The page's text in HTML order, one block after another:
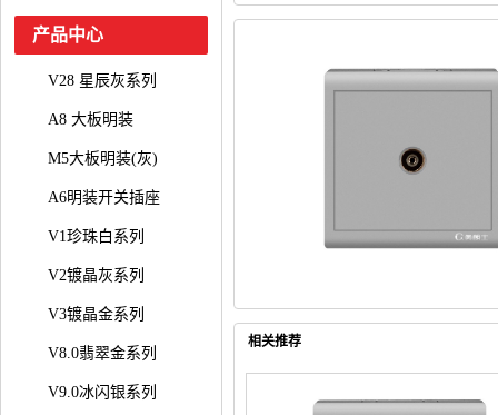
产品中心
V28 星辰灰系列
A8 大板明装
M5大板明装(灰)
A6明装开关插座
V1珍珠白系列
V2镀晶灰系列
V3镀晶金系列
V8.0翡翠金系列
V9.0冰闪银系列
相关推荐